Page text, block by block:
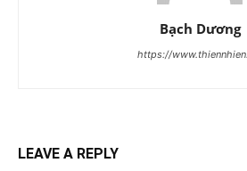
Bạch Dương
https://
LEAVE A REPLY